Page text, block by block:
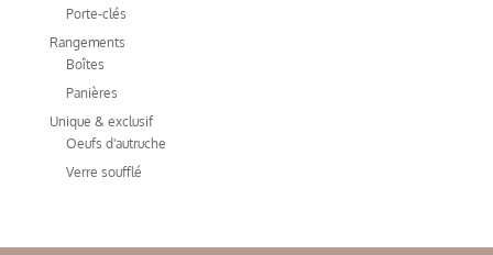
Porte-clés
Rangements
Boîtes
Panières
Unique & exclusif
Oeufs d'autruche
Verre soufflé